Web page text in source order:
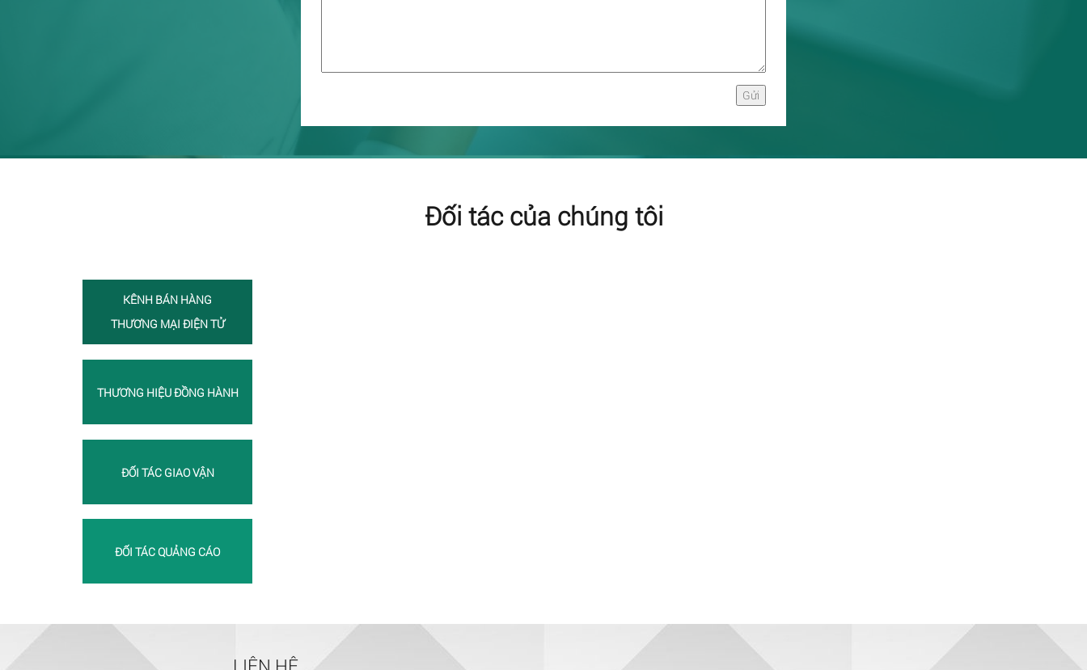
Đối tác của chúng tôi
KÊNH BÁN HÀNG
THƯƠNG MẠI ĐIỆN TỬ
THƯƠNG HIỆU ĐỒNG HÀNH
ĐỐI TÁC GIAO VẬN
ĐỐI TÁC QUẢNG CÁO